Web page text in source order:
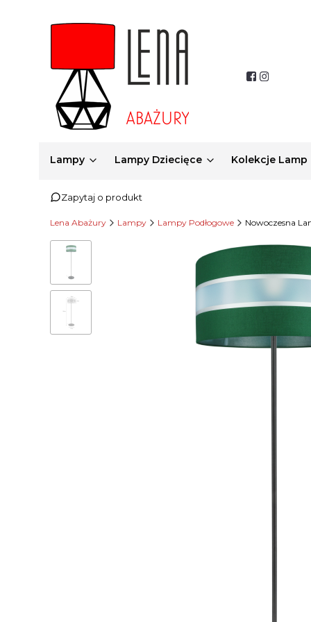
Lampy Lampy Dziecięce Kolekcje Lamp
Zapytaj o produkt
Lena Abażury Lampy Lampy Podłogowe Nowoczesna